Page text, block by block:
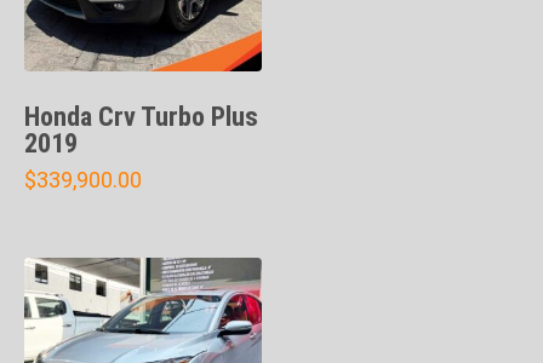
Honda Crv Turbo Plus
2019
$339,900.00